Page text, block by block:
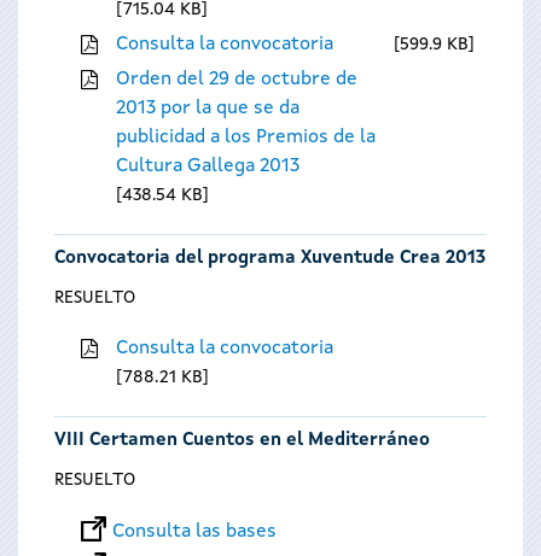
715.04 KB
Consulta la convocatoria 599.9 KB
Orden del 29 de octubre de
2013 por la que se da
publicidad a los Premios de la
Cultura Gallega 2013
438.54 KB
Convocatoria del programa Xuventude Crea 2013
RESUELTO
Consulta la convocatoria
788.21 KB
VIII Certamen Cuentos en el Mediterráneo
RESUELTO
Consulta las bases